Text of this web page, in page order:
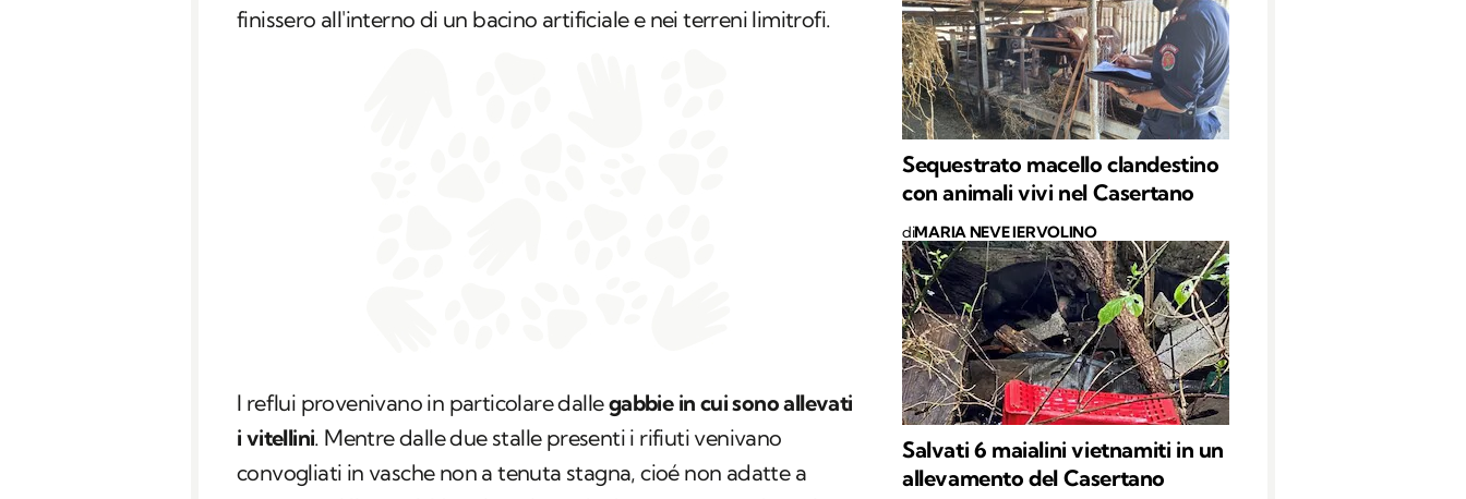
finissero all'interno di un bacino artificiale e nei terreni limitrofi.
I reflui provenivano in particolare dallegabbie in cui sono allevati
i vitellini. Mentre dalle due stalle presenti i rifiuti venivano
convogliati in vasche non a tenuta stagna, cioé non adatte a
Sequestrato macello clandestino
con animali vivi nel Casertano
diMARIA NEVE IERVOLINO
Salvati 6 maialini vietnamiti in un
allevamento del Casertano